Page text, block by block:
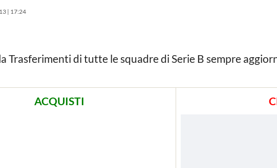
| 17:24
Trasferimenti di tutte le squadre di Serie B sempre
ACQUISTI